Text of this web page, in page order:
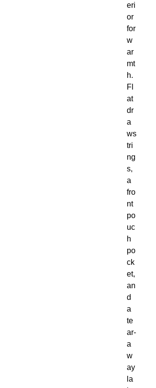
eri
or
for
w
ar
mt
h.
Fl
at
dr
a
ws
tri
ng
s,
a
fro
nt
po
uc
h
po
ck
et,
an
d
a
te
ar-
a
w
ay
la